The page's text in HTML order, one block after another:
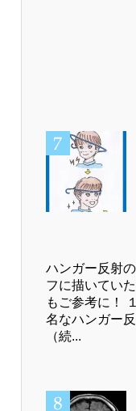
ハンガー反射
フに描いてい
もご参考に！
名なハンガー
（続...